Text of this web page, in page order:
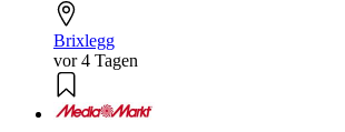
Brixlegg
vor 4 Tagen